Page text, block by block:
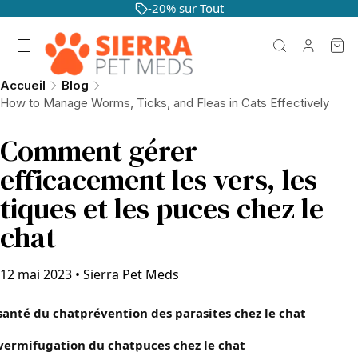
-20% sur Tout
Accueil
Blog
How to Manage Worms, Ticks, and Fleas in Cats Effectively
Comment gérer
efficacement les vers, les
tiques et les puces chez le
chat
12 mai 2023 • Sierra Pet Meds
du chatprévention des parasites chez le chat
du chatpuces chez le chat